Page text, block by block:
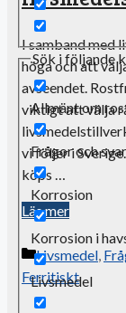
Sök i följande
Allmänt om
Frågor och svar
Korrosion
Korrosion i
Livsmedel
I samband med
höga och att
avseendet.
viktigt att välja
vi följer i
köps …
Läs mer
Kategorier
Livsmedel,
Ferritiskt